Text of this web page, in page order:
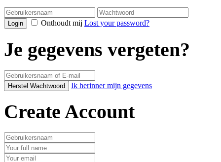
Login Onthoudt mij Lost your password?
Je gegevens vergeten?
Herstel Wachtwoord Ik herinner mijn gegevens
Create Account